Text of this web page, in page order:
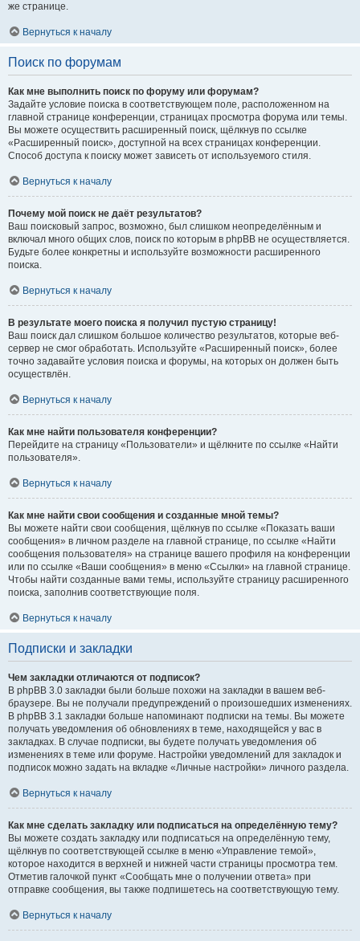
же странице.
Вернуться к началу
Поиск по форумам
Как мне выполнить поиск по форуму или форумам?
Задайте условие поиска в соответствующем поле, расположенном на
главной странице конференции, страницах просмотра форума или темы.
Вы можете осуществить расширенный поиск, щёлкнув по ссылке
«Расширенный поиск», доступной на всех страницах конференции.
Способ доступа к поиску может зависеть от используемого стиля.
Вернуться к началу
Почему мой поиск не даёт результатов?
Ваш поисковый запрос, возможно, был слишком неопределённым и
включал много общих слов, поиск по которым в phpBB не осуществляется.
Будьте более конкретны и используйте возможности расширенного
поиска.
Вернуться к началу
В результате моего поиска я получил пустую страницу!
Ваш поиск дал слишком большое количество результатов, которые веб-
сервер не смог обработать. Используйте «Расширенный поиск», более
точно задавайте условия поиска и форумы, на которых он должен быть
осуществлён.
Вернуться к началу
Как мне найти пользователя конференции?
Перейдите на страницу «Пользователи» и щёлкните по ссылке «Найти
пользователя».
Вернуться к началу
Как мне найти свои сообщения и созданные мной темы?
Вы можете найти свои сообщения, щёлкнув по ссылке «Показать ваши
сообщения» в личном разделе на главной странице, по ссылке «Найти
сообщения пользователя» на странице вашего профиля на конференции
или по ссылке «Ваши сообщения» в меню «Ссылки» на главной странице.
Чтобы найти созданные вами темы, используйте страницу расширенного
поиска, заполнив соответствующие поля.
Вернуться к началу
Подписки и закладки
Чем закладки отличаются от подписок?
В phpBB 3.0 закладки были больше похожи на закладки в вашем веб-
браузере. Вы не получали предупреждений о произошедших изменениях.
В phpBB 3.1 закладки больше напоминают подписки на темы. Вы можете
получать уведомления об обновлениях в теме, находящейся у вас в
закладках. В случае подписки, вы будете получать уведомления об
изменениях в теме или форуме. Настройки уведомлений для закладок и
подписок можно задать на вкладке «Личные настройки» личного раздела.
Вернуться к началу
Как мне сделать закладку или подписаться на определённую тему?
Вы можете создать закладку или подписаться на определённую тему,
щёлкнув по соответствующей ссылке в меню «Управление темой»,
которое находится в верхней и нижней части страницы просмотра тем.
Отметив галочкой пункт «Сообщать мне о получении ответа» при
отправке сообщения, вы также подпишетесь на соответствующую тему.
Вернуться к началу